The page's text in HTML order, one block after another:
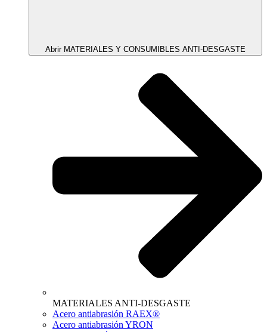
Abrir MATERIALES Y CONSUMIBLES ANTI-DESGASTE
MATERIALES ANTI-DESGASTE
Acero antiabrasión RAEX®
Acero antiabrasión YRON